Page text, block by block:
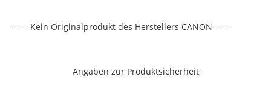
------ Kein Originalprodukt des Herstellers CANON ------
Angaben zur Produktsicherheit